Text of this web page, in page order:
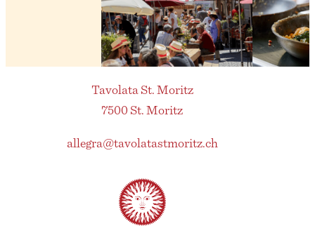
Tavolata St. Moritz
7500 St. Moritz
allegra@tavolatastmoritz.ch